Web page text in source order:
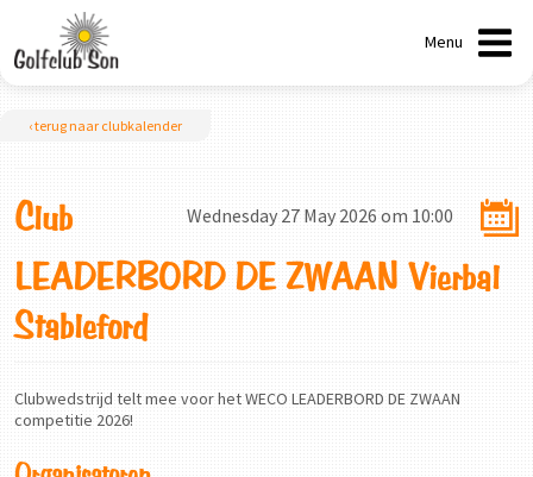
Menu
‹ terug naar clubkalender
Wednesday 27 May 2026 om 10:00
Club
LEADERBORD DE ZWAAN Vierbal
Stableford
Clubwedstrijd telt mee voor het WECO LEADERBORD DE ZWAAN
competitie 2026!